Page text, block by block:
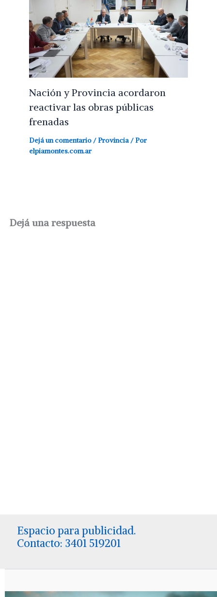
Nación y Provincia acordaron
reactivar las obras públicas
frenadas
Dejá un comentario /Provincia / Por
elpiamontes.com.ar
Dejá una respuesta
Espacio para publicidad.
Contacto: 3401 519201